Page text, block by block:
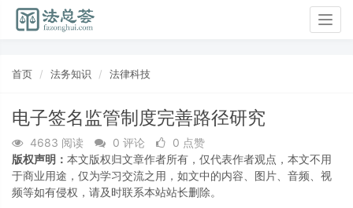
首页 法务知识 法律科技
电子签名监管制度完善路径研究
4683 阅读 0 评论 0 点赞
版权声明： 本文版权归文章作者所有，仅代表作者观点，本文不用
于商业用途，仅为学习交流之用，如文中的内容、图片、音频、视
频等如有侵权，请及时联系本站站长删除。